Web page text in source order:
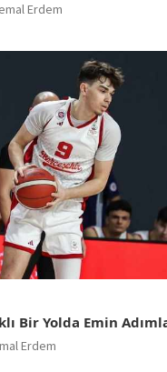
Erdem
Bir Yolda Emin
Erdem